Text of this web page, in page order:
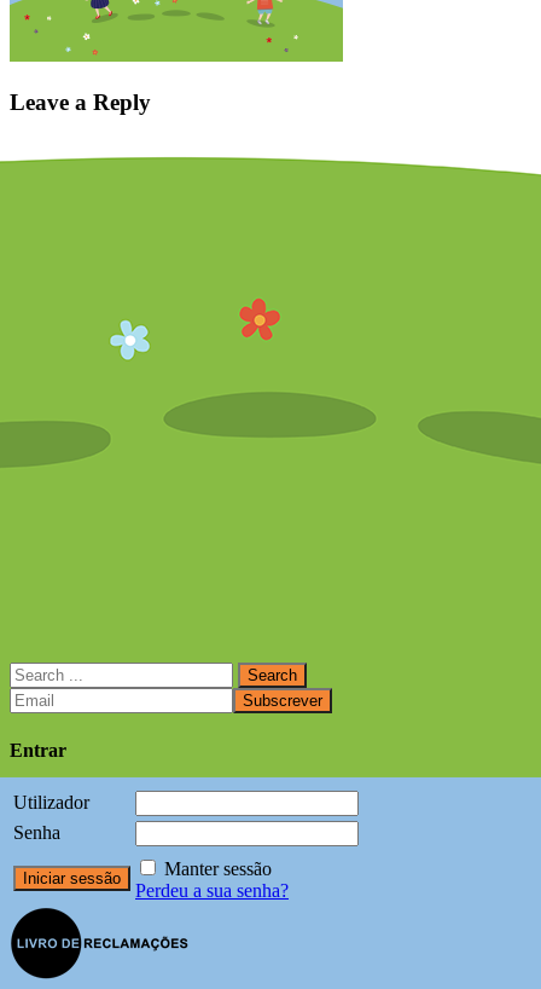
Leave a Reply
Entrar
Utilizador
Senha
Manter sessão
Perdeu a sua senha?